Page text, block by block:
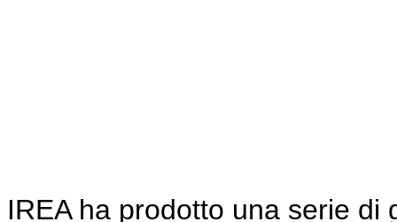
IREA ha prodotto una serie